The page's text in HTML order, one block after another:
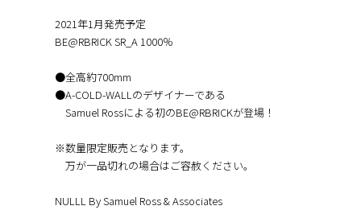
2021年1月発売予定
BE@RBRICK SR_A 1000％
●全高約700mm
●A-COLD-WALLのデザイナーである
Samuel Rossによる初のBE@RBRICKが登場！
※数量限定販売となります。
万が一品切れの場合はご容赦ください。
NULLL By Samuel Ross & Associates